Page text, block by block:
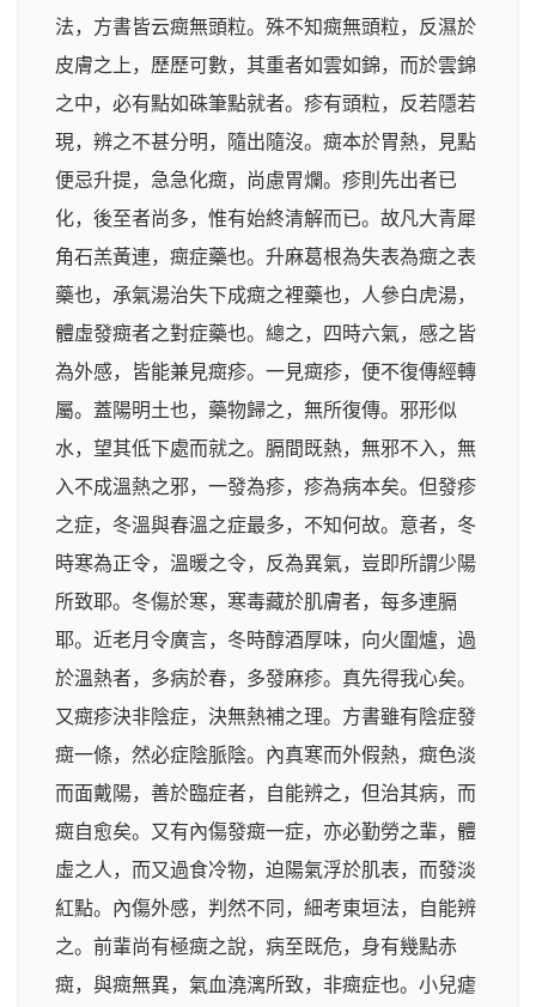
法，方書皆云癍無頭粒。殊不知癍無頭粒，反濕於
皮膚之上，歷歷可數，其重者如雲如錦，而於雲錦
之中，必有點如硃筆點就者。疹有頭粒，反若隱若
現，辨之不甚分明，隨出隨沒。癍本於胃熱，見點
便忌升提，急急化癍，尚慮胃爛。疹則先出者已
化，後至者尚多，惟有始終清解而已。故凡大青犀
角石羔黃連，癍症藥也。升麻葛根為失表為癍之表
藥也，承氣湯治失下成癍之裡藥也，人參白虎湯，
體虛發癍者之對症藥也。總之，四時六氣，感之皆
為外感，皆能兼見癍疹。一見癍疹，便不復傳經轉
屬。蓋陽明土也，藥物歸之，無所復傳。邪形似
水，望其低下處而就之。膈間既熱，無邪不入，無
入不成溫熱之邪，一發為疹，疹為病本矣。但發疹
之症，冬溫與春溫之症最多，不知何故。意者，冬
時寒為正令，溫暖之令，反為異氣，豈即所謂少陽
所致耶。冬傷於寒，寒毒藏於肌膚者，每多連膈
耶。近老月令廣言，冬時醇酒厚味，向火圍爐，過
於溫熱者，多病於春，多發麻疹。真先得我心矣。
又癍疹決非陰症，決無熱補之理。方書雖有陰症發
癍一條，然必症陰脈陰。內真寒而外假熱，癍色淡
而面戴陽，善於臨症者，自能辨之，但治其病，而
癍自愈矣。又有內傷發癍一症，亦必勤勞之輩，體
虛之人，而又過食冷物，迫陽氣浮於肌表，而發淡
紅點。內傷外感，判然不同，細考東垣法，自能辨
之。前輩尚有極癍之說，病至既危，身有幾點赤
癍，與癍無異，氣血澆漓所致，非癍症也。小兒瘧